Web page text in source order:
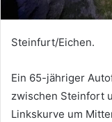
Steinfurt/Eichen.
Ein 65-jähriger
zwischen Steinfort
Linkskurve um